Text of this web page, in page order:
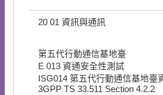
20 01 資訊與通訊
第五代行動通信基地臺
E 013 資通安全性測試
ISG014 第五代行動通信基地臺
3GPP TS 33.511 Section 4.2.2